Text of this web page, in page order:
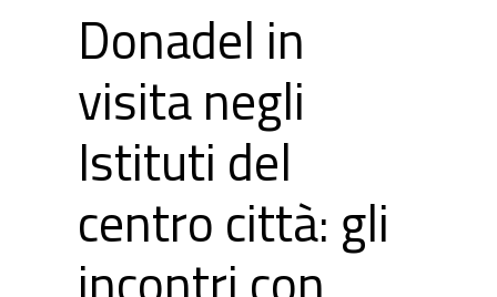
Donadel in
visita negli
Istituti del
centro città: gli